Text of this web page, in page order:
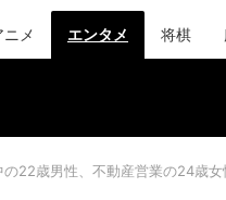
ニメ エンタメ 将棋
の22歳男性、不動産営業の24歳